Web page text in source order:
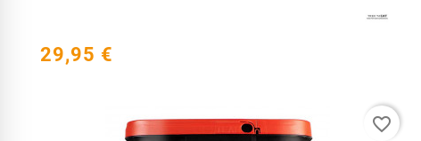
29,95 €
favorite_border